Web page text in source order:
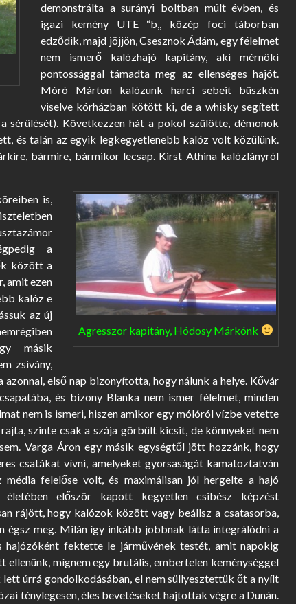
demonstrálta a surányi boltban múlt évben, és
igazi kemény UTE “b,, közép foci táborban
edződik, majd jöjjön, Csesznok Ádám, egy félelmet
nem ismerő kalózhajó kapitány, aki mérnöki
pontossággal támadta meg az ellenséges hajót.
Móró Márton kalózunk harci sebeit büszkén
viselve kórházban kötött ki, de a whisky segített
Következzen hát a pokol szülötte, démonok
és talán az egyik legkegyetlenebb kalóz volt közülünk.
bármire, bármikor lecsap. Kirst Athina kalózlányról
Agresszor kapitány, Hódosy Márkónk
is,
a
között a
amit ezen
kalóz e
az új
másik
zsivány,
első nap bizonyította, hogy nálunk a helye. Kővár
és bizony Blanka nem ismer félelmet, minden
nem is ismeri, hiszen amikor egy mólóról vízbe vetette
szinte csak a szája görbült kicsit, de könnyeket nem
Varga Áron egy másik egységtől jött hozzánk, hogy
csatákat vívni, amelyeket gyorsaságát kamatoztatván
felelőse volt, és maximálisan jól hergelte a hajó
először kapott kegyetlen csibész képzést
rájött, hogy kalózok között vagy beállsz a csatasorba,
égsz meg. Milán így inkább jobbnak látta integrálódni a
fektette le járművének testét, amit napokig
mígnem egy brutális, embertelen keménységgel
úrrá gondolkodásában, el nem süllyesztettük őt a nyílt
ténylegesen, éles bevetéseket hajtottak végre a Dunán.